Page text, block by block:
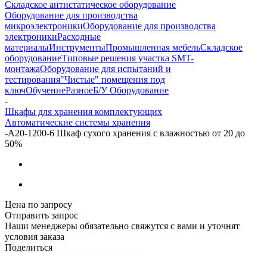
Складское антистатическое оборудование
Оборудование для производства
микроэлектроникиОборудование для производства
электроникиРасходные
материалыИнструментыПромышленная мебельСкладское
оборудованиеТиповые решения участка SMT-
монтажаОборудование для испытаний и
тестирования"Чистые" помещения под
ключОбучениеРазноеБ/У Оборудование
-
Шкафы для хранения комплектующих
Автоматические системы хранения
-A20-1200-6 Шкаф сухого хранения с влажностью от 20 до
50%
Цена по запросу
Отправить запрос
Наши менеджеры обязательно свяжутся с вами и уточнят
условия заказа
Поделиться